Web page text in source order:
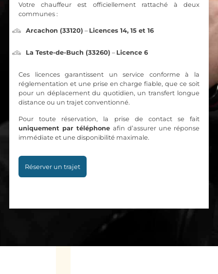
Votre chauffeur est officiellement rattaché à deux
communes :
Arcachon (33120) – Licences 14, 15 et 16
La Teste-de-Buch (33260) – Licence 6
Ces licences garantissent un service conforme à la
réglementation et une prise en charge fiable, que ce soit
pour un déplacement du quotidien, un transfert longue
distance ou un trajet conventionné.
Pour toute réservation, la prise de contact se fait
uniquement par téléphone afin d’assurer une réponse
immédiate et une disponibilité maximale.
Réserver un trajet